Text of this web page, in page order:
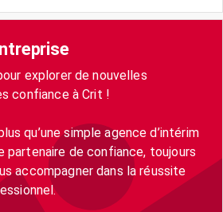
explorer de nouvelles
confiance à Crit !
qu’une simple agence d’intérim
partenaire de confiance, toujours
accompagner dans la réussite